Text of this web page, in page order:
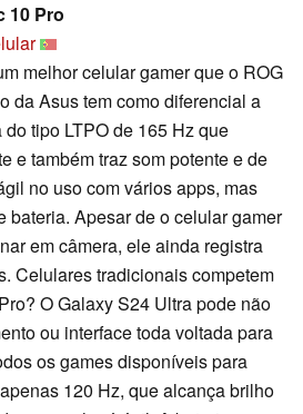
10 Pro
melhor celular gamer que o ROG
da Asus tem como diferencial a
tipo LTPO de 165 Hz que
e também traz som potente e de
no uso com vários apps, mas
bateria. Apesar de o celular gamer
em câmera, ele ainda registra
Celulares tradicionais competem
O Galaxy S24 Ultra pode não
ou interface toda voltada para
os games disponíveis para
120 Hz, que alcança brilho